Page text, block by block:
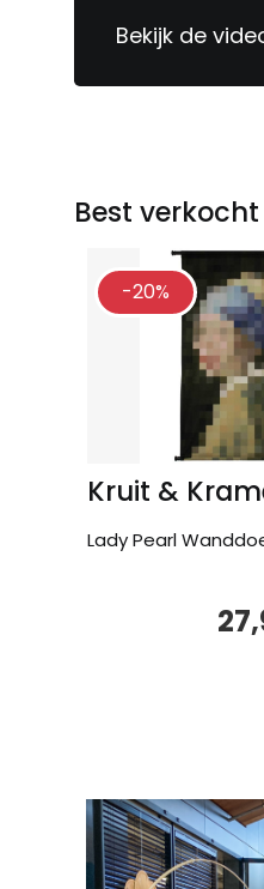
Bekijk de
Best verkocht
-20%
Kruit &
Lady Pearl